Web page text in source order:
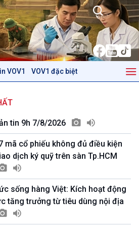
VOV1 VOV1 đặc biệt
Mùa vàng
Biển đảo Việt Nam
Tâm tình biên giới và hải
đảo
Nam
Góc nhìn VOV1
tin 9h 7/8/2026
mã cổ phiếu không đủ điều kiện
dịch ký quỹ trên sàn Tp.HCM
sống hàng Việt: Kích hoạt động
tăng trưởng từ tiêu dùng nội địa